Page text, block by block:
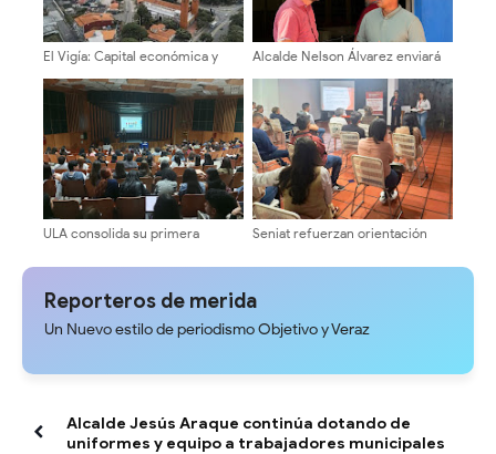
El Vigía: Capital económica y
Alcalde Nelson Álvarez enviará
ULA consolida su primera
Psicología
Seniat refuerzan orientación
mediante verificaciones y
Reporteros de merida
Un Nuevo estilo de periodismo Objetivo y Veraz
Alcalde Jesús Araque continúa dotando de
uniformes y equipo a trabajadores municipales